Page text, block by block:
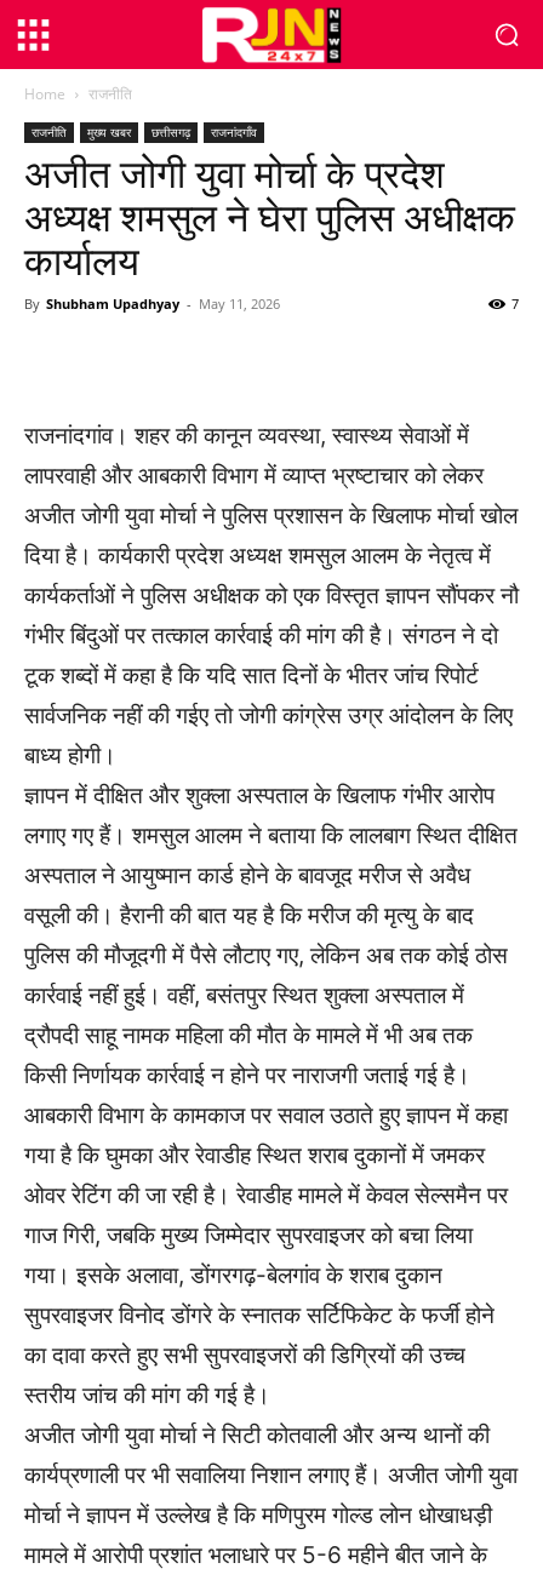
Home राजनीति
राजनीति मुख्य खबर छत्तीसगढ़ राजनांदगाँव
अजीत जोगी युवा मोर्चा के प्रदेश
अध्यक्ष शमसुल ने घेरा पुलिस अधीक्षक
कार्यालय
By Shubham Upadhyay - May 11, 2026 7
राजनांदगांव। शहर की कानून व्यवस्था, स्वास्थ्य सेवाओं में
लापरवाही और आबकारी विभाग में व्याप्त भ्रष्टाचार को लेकर
अजीत जोगी युवा मोर्चा ने पुलिस प्रशासन के खिलाफ मोर्चा खोल
दिया है। कार्यकारी प्रदेश अध्यक्ष शमसुल आलम के नेतृत्व में
कार्यकर्ताओं ने पुलिस अधीक्षक को एक विस्तृत ज्ञापन सौंपकर नौ
गंभीर बिंदुओं पर तत्काल कार्रवाई की मांग की है। संगठन ने दो
टूक शब्दों में कहा है कि यदि सात दिनों के भीतर जांच रिपोर्ट
सार्वजनिक नहीं की गईए तो जोगी कांग्रेस उग्र आंदोलन के लिए
बाध्य होगी।
ज्ञापन में दीक्षित और शुक्ला अस्पताल के खिलाफ गंभीर आरोप
लगाए गए हैं। शमसुल आलम ने बताया कि लालबाग स्थित दीक्षित
अस्पताल ने आयुष्मान कार्ड होने के बावजूद मरीज से अवैध
वसूली की। हैरानी की बात यह है कि मरीज की मृत्यु के बाद
पुलिस की मौजूदगी में पैसे लौटाए गए, लेकिन अब तक कोई ठोस
कार्रवाई नहीं हुई। वहीं, बसंतपुर स्थित शुक्ला अस्पताल में
द्रौपदी साहू नामक महिला की मौत के मामले में भी अब तक
किसी निर्णायक कार्रवाई न होने पर नाराजगी जताई गई है।
आबकारी विभाग के कामकाज पर सवाल उठाते हुए ज्ञापन में कहा
गया है कि घुमका और रेवाडीह स्थित शराब दुकानों में जमकर
ओवर रेटिंग की जा रही है। रेवाडीह मामले में केवल सेल्समैन पर
गाज गिरी, जबकि मुख्य जिम्मेदार सुपरवाइजर को बचा लिया
गया। इसके अलावा, डोंगरगढ़-बेलगांव के शराब दुकान
सुपरवाइजर विनोद डोंगरे के स्नातक सर्टिफिकेट के फर्जी होने
का दावा करते हुए सभी सुपरवाइजरों की डिग्रियों की उच्च
स्तरीय जांच की मांग की गई है।
अजीत जोगी युवा मोर्चा ने सिटी कोतवाली और अन्य थानों की
कार्यप्रणाली पर भी सवालिया निशान लगाए हैं। अजीत जोगी युवा
मोर्चा ने ज्ञापन में उल्लेख है कि मणिपुरम गोल्ड लोन धोखाधड़ी
मामले में आरोपी प्रशांत भलाधारे पर 5-6 महीने बीत जाने के